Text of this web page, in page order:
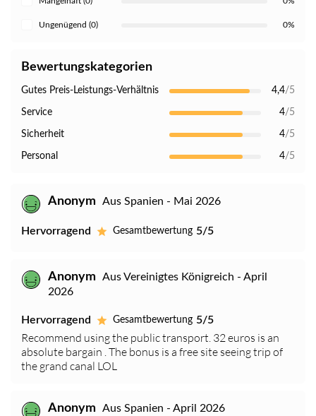
Ungenügend (0) 0%
Bewertungskategorien
Gutes Preis-Leistungs-Verhältnis 4,4/5
Service 4/5
Sicherheit 4/5
Personal 4/5
Anonym Aus Spanien - Mai 2026
Hervorragend Gesamtbewertung 5/5
Anonym
Aus Vereinigtes Königreich - April
2026
Hervorragend Gesamtbewertung 5/5
Recommend using the public transport. 32 euros is an
absolute bargain . The bonus is a free site seeing trip of
the grand canal LOL
Anonym Aus Spanien - April 2026